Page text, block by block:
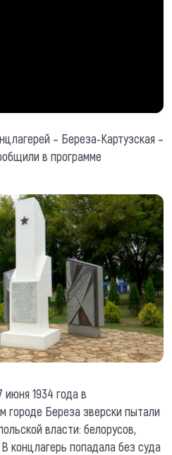
– Береза-Картузская –
в программе
июня 1934 года в
городе Береза зверски пытали
власти: белорусов,
концлагерь попадала без суда